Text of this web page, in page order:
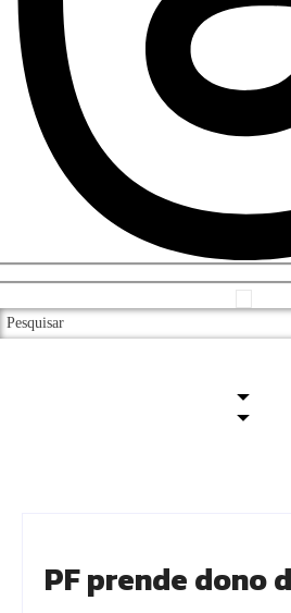
PF prende dono